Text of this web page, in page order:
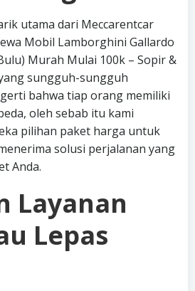
utama dari Meccarentcar
Mobil Lamborghini Gallardo
Murah Mulai 100k – Sopir &
sungguh-sungguh
bahwa tiap orang memiliki
oleh sebab itu kami
pilihan paket harga untuk
solusi perjalanan yang
Anda.
Layanan
Lepas